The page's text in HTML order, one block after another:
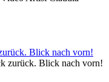
Blick nach vorn!